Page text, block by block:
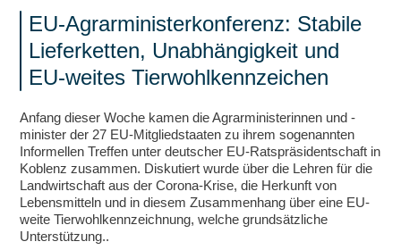
EU-Agrarministerkonferenz: Stabile
Lieferketten, Unabhängigkeit und
EU-weites Tierwohlkennzeichen
Anfang dieser Woche kamen die Agrarministerinnen und -
minister der 27 EU-Mitgliedstaaten zu ihrem sogenannten
Informellen Treffen unter deutscher EU-Ratspräsidentschaft in
Koblenz zusammen. Diskutiert wurde über die Lehren für die
Landwirtschaft aus der Corona-Krise, die Herkunft von
Lebensmitteln und in diesem Zusammenhang über eine EU-
weite Tierwohlkennzeichnung, welche grundsätzliche
Unterstützung..